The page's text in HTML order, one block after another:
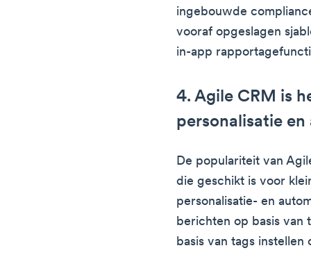
ingebouwde
vooraf opgeslagen
in-app
4. Agile CRM is
personalisatie
De populariteit van
die geschikt is voor
personalisatie- en
berichten op basis van
basis van tags